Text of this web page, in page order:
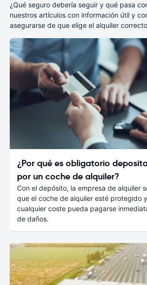
¿Qué seguro debería seguir y qué pasa
nuestros artículos con información útil y
asegurarse de que elige el alquiler
¿Por qué es obligatorio
por un coche de alquiler?
Con el depósito, la empresa de alquiler
que el coche de alquiler esté protegido
cualquier coste pueda pagarse
de daños.